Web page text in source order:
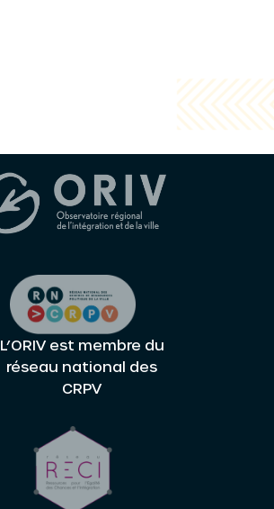
L’ORIV est membre du
réseau national des
CRPV